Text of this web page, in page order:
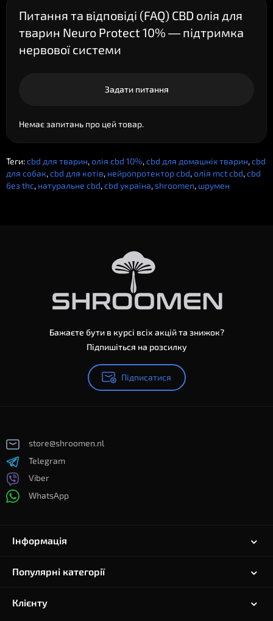
Питання та відповіді (FAQ) CBD олія для
тварин Neuro Protect 10% — підтримка
нервової системи
Задати питання
Немає запитань про цей товар.
Теги:cbd для тварин,олія cbd 10%,cbd для домашніх тварин,cbd
для собак,cbd для котів, нейропротектор cbd,олія mct cbd,cbd
без thc, натуральне cbd,cbd україна,shroomen, шрумен
Бажаєте бути в курсі всіх акцій та знижок?
Підпишіться на розсилку
Підписатися
store@shroomen.nl
Telegram
Viber
WhatsApp
Інформація
Популярні категорії
Клієнту